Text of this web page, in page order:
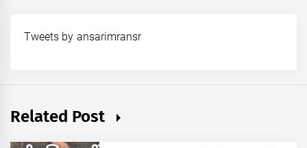
Tweets by ansarimransr
Related Post